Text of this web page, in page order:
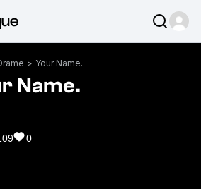
> Your Name.
Name.
0